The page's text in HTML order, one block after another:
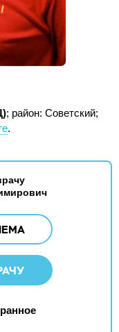
; район: Советский;
.